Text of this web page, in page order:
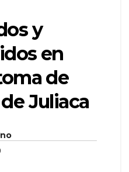
y
en
de
Juliaca